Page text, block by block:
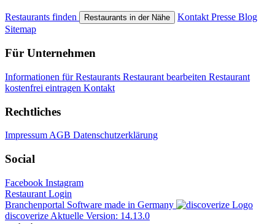
Restaurants finden Restaurants in der Nähe Kontakt Presse Blog
Sitemap
Für Unternehmen
Informationen für Restaurants Restaurant bearbeiten Restaurant
kostenfrei eintragen Kontakt
Rechtliches
Impressum AGB Datenschutzerklärung
Social
Facebook Instagram
Restaurant Login
Branchenportal Software made in Germany
discoverize Aktuelle Version: 14.13.0